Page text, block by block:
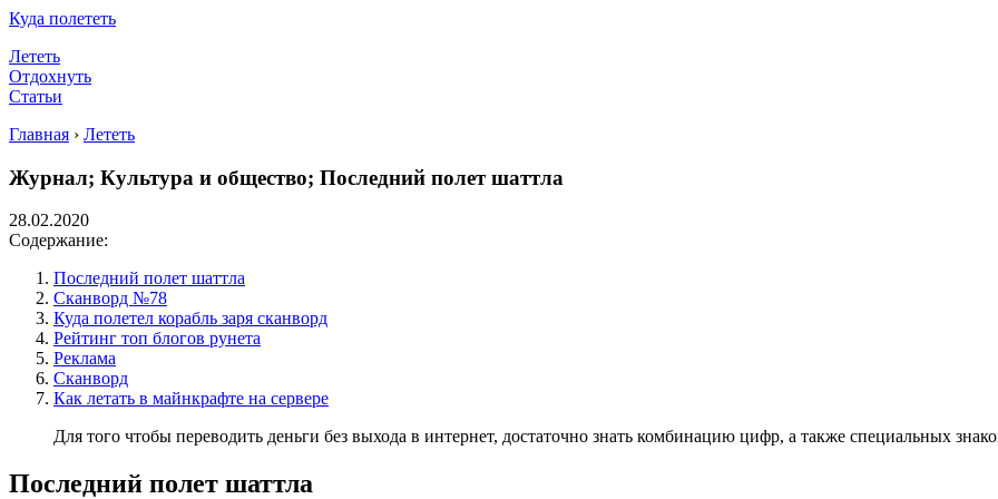
Куда полететь
Лететь
Отдохнуть
Статьи
Главная › Лететь
Журнал; Культура и общество; Последний полет шаттла
28.02.2020
Содержание:
Последний полет шаттла
Сканворд №78
Куда полетел корабль заря сканворд
Рейтинг топ блогов рунета
Реклама
Сканворд
Как летать в майнкрафте на сервере
Для того чтобы переводить деньги без выхода в интернет, достаточно знать комбинацию цифр, а также специальных
Последний полет шаттла